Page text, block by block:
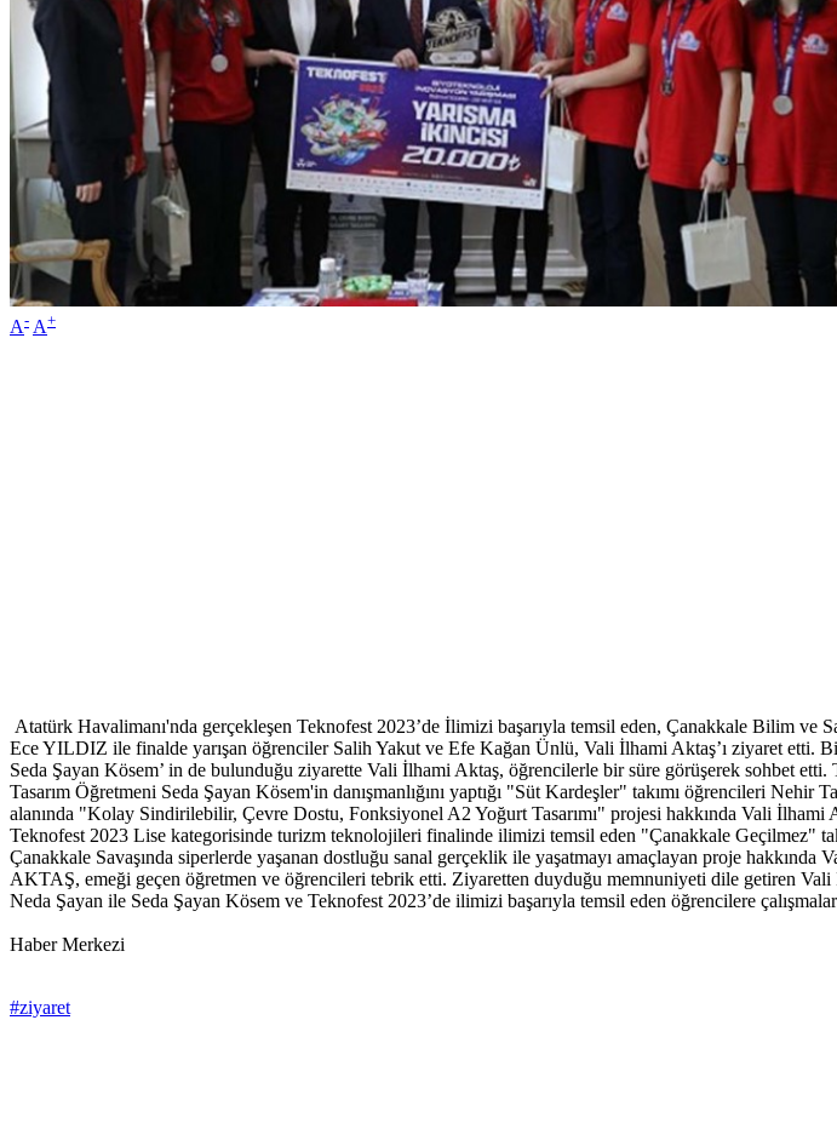
A- A+
Atatürk Havalimanı'nda gerçekleşen Teknofest 2023’de İlimizi başarıyla temsil eden, Çanakkale Bilim
Ece YILDIZ ile finalde yarışan öğrenciler Salih Yakut ve Efe Kağan Ünlü, Vali İlhami Aktaş’ı ziyaret
Seda Şayan Kösem’ in de bulunduğu ziyarette Vali İlhami Aktaş, öğrencilerle bir süre görüşerek sohbet
Tasarım Öğretmeni Seda Şayan Kösem'in danışmanlığını yaptığı "Süt Kardeşler" takımı öğrencileri
alanında "Kolay Sindirilebilir, Çevre Dostu, Fonksiyonel A2 Yoğurt Tasarımı" projesi hakkında Vali
Teknofest 2023 Lise kategorisinde turizm teknolojileri finalinde ilimizi temsil eden "Çanakkale Geçilmez"
Çanakkale Savaşında siperlerde yaşanan dostluğu sanal gerçeklik ile yaşatmayı amaçlayan proje
AKTAŞ, emeği geçen öğretmen ve öğrencileri tebrik etti. Ziyaretten duyduğu memnuniyeti dile getiren
Neda Şayan ile Seda Şayan Kösem ve Teknofest 2023’de ilimizi başarıyla temsil eden öğrencilere
Haber Merkezi
#ziyaret